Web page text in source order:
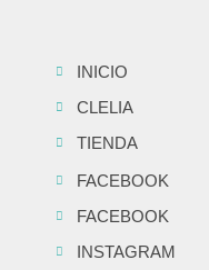
INICIO
CLELIA
TIENDA
FACEBOOK
FACEBOOK
INSTAGRAM